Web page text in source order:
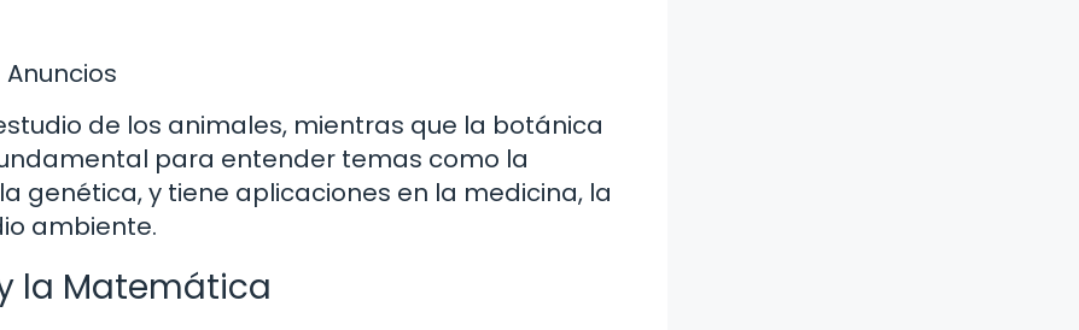
Anuncios
de los animales, mientras que la botánica
para entender temas como la
genética, y tiene aplicaciones en la medicina, la
ambiente.
la Matemática